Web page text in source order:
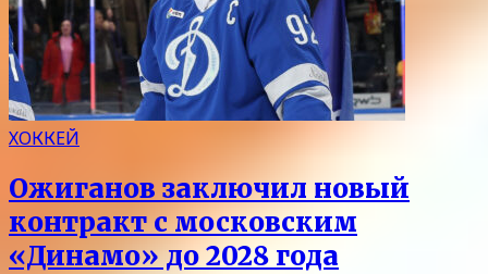
ХОККЕЙ
Ожиганов заключил новый
контракт с московским
«Динамо» до 2028 года